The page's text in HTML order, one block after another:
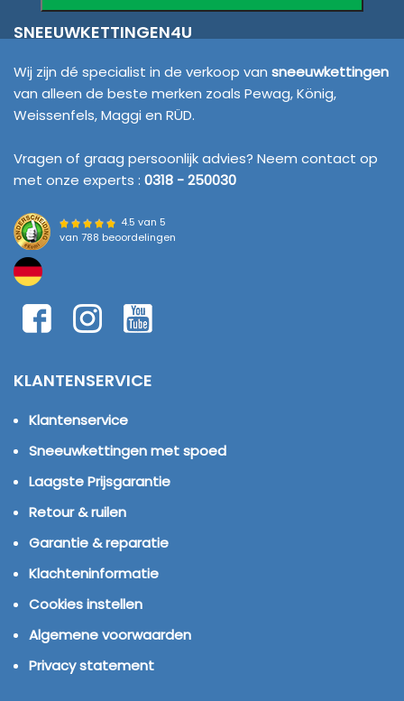
SNEEUWKETTINGEN4U
Wij zijn dé specialist in de verkoop van sneeuwkettingen
van alleen de beste merken zoals Pewag, König,
Weissenfels, Maggi en RÜD.
Vragen of graag persoonlijk advies? Neem contact op
met onze experts : 0318 - 250030
4.5 van 5
van 788 beoordelingen
KLANTENSERVICE
Klantenservice
Sneeuwkettingen met spoed
Laagste Prijsgarantie
Retour & ruilen
Garantie & reparatie
Klachteninformatie
Cookies instellen
Algemene voorwaarden
Privacy statement